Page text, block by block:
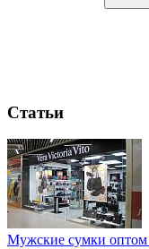
Статьи
Мужские сумки